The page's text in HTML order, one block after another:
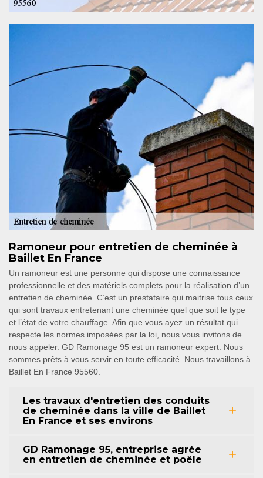
Ramoneur pour entretien de cheminée à
Baillet En France
Un ramoneur est une personne qui dispose une connaissance
professionnelle et des matériels complets pour la réalisation d’un
entretien de cheminée. C’est un prestataire qui maitrise tous ceux
qui sont travaux entretenant une cheminée quel que soit le type
et l’état de votre chauffage. Afin que vous ayez un résultat qui
respecte les normes imposées par la loi, nous vous invitons de
nous appeler. GD Ramonage 95 est un ramoneur expert. Nous
sommes prêts à vous servir en toute efficacité. Nous travaillons à
Baillet En France 95560.
Les travaux d'entretien des conduits
de cheminée dans la ville de Baillet
En France et ses environs
GD Ramonage 95, entreprise agrée
en entretien de cheminée et poêle